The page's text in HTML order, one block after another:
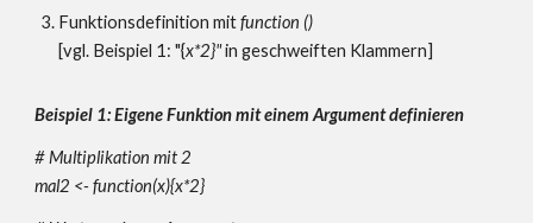
Funktionsdefinition mitfunction ()
[vgl. Beispiel 1: "{x*2}"in geschweiften Klammern]
Beispiel 1: Eigene Funktion mit einem Argument definieren
# Multiplikation mit 2
mal2 <- function(x){x*2}